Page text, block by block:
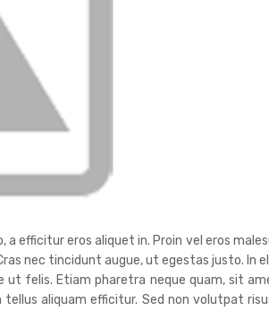
efficitur eros aliquet in. Proin vel eros
nec tincidunt augue, ut egestas justo. In
ut felis. Etiam pharetra neque quam, sit
aliquam efficitur. Sed non volutpat